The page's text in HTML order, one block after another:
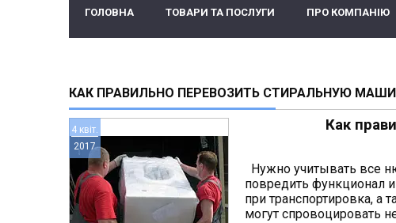
ГОЛОВНА ТОВАРИ ТА ПОСЛУГИ ПРО КОМПАНІЮ
КАК ПРАВИЛЬНО ПЕРЕВОЗИТЬ СТИРАЛЬНУЮ
4 квіт.
2017
Как
Нужно учитывать все
повредить функционал
при транспортировка,
могут спровоцировать